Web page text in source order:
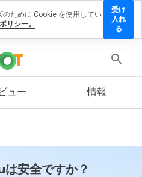
ュー 情報
安全ですか？
ために Cookie を使用してい
リシー。
受け
入れ
る